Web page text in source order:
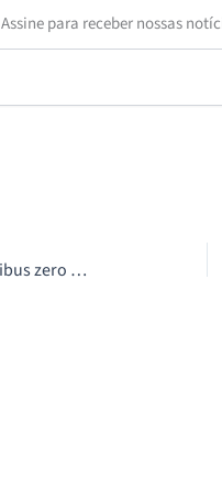
Assine para receber nossas
Viação Guaianazes recebe primeiros ônibus zero km do lote de renovação em Santo André (SP)